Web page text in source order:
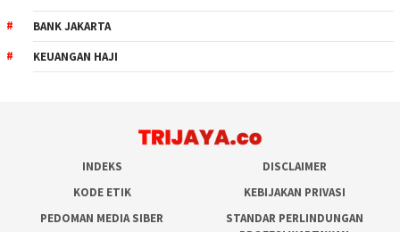
BANK JAKARTA
KEUANGAN HAJI
INDEKS
DISCLAIMER
KODE ETIK
KEBIJAKAN PRIVASI
PEDOMAN MEDIA SIBER
STANDAR PERLINDUNGAN